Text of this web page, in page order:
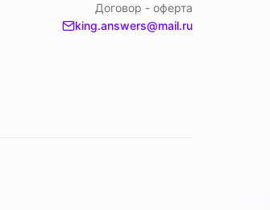
Договор - оферта
king.answers@mail.ru